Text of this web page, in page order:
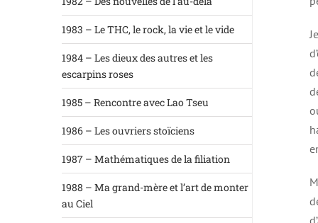
1983 – Le THC, le rock, la vie et le vide
1984 – Les dieux des autres et les
escarpins roses
1985 – Rencontre avec Lao Tseu
1986 – Les ouvriers stoïciens
1987 – Mathématiques de la filiation
1988 – Ma grand-mère et l’art de monter
au Ciel